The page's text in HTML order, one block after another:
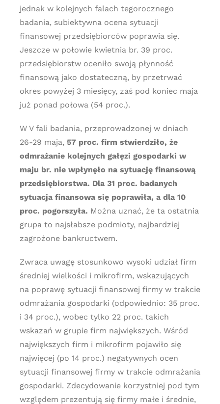
jednak w kolejnych falach tegorocznego
badania, subiektywna ocena sytuacji
finansowej przedsiębiorców poprawia się.
Jeszcze w połowie kwietnia br. 39 proc.
przedsiębiorstw oceniło swoją płynność
finansową jako dostateczną, by przetrwać
okres powyżej 3 miesięcy, zaś pod koniec maja
już ponad połowa (54 proc.).
W V fali badania, przeprowadzonej w dniach
26-29 maja, 57 proc. firm stwierdziło, że
odmrażanie kolejnych gałęzi gospodarki w
maju br. nie wpłynęło na sytuację finansową
przedsiębiorstwa. Dla 31 proc. badanych
sytuacja finansowa się poprawiła, a dla 10
proc. pogorszyła. Można uznać, że ta ostatnia
grupa to najsłabsze podmioty, najbardziej
zagrożone bankructwem.
Zwraca uwagę stosunkowo wysoki udział firm
średniej wielkości i mikrofirm, wskazujących
na poprawę sytuacji finansowej firmy w trakcie
odmrażania gospodarki (odpowiednio: 35 proc.
i 34 proc.), wobec tylko 22 proc. takich
wskazań w grupie firm największych. Wśród
największych firm i mikrofirm pojawiło się
najwięcej (po 14 proc.) negatywnych ocen
sytuacji finansowej firmy w trakcie odmrażania
gospodarki. Zdecydowanie korzystniej pod tym
względem prezentują się firmy małe i średnie,